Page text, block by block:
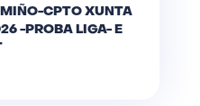
CPTO XUNTA
-PROBA LIGA- E